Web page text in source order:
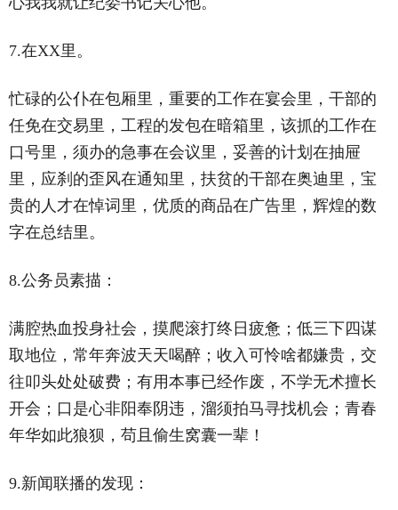
7.在XX里。
忙碌的公仆在包厢里，重要的工作在宴会里，干部的
任免在交易里，工程的发包在暗箱里，该抓的工作在
口号里，须办的急事在会议里，妥善的计划在抽屉
里，应刹的歪风在通知里，扶贫的干部在奥迪里，宝
贵的人才在悼词里，优质的商品在广告里，辉煌的数
字在总结里。
8.公务员素描：
满腔热血投身社会，摸爬滚打终日疲惫；低三下四谋
取地位，常年奔波天天喝醉；收入可怜啥都嫌贵，交
往叩头处处破费；有用本事已经作废，不学无术擅长
开会；口是心非阳奉阴违，溜须拍马寻找机会；青春
年华如此狼狈，苟且偷生窝囊一辈！
9.新闻联播的发现：